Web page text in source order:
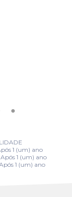
1 (um) ano
1 (um) ano
1 (um) ano